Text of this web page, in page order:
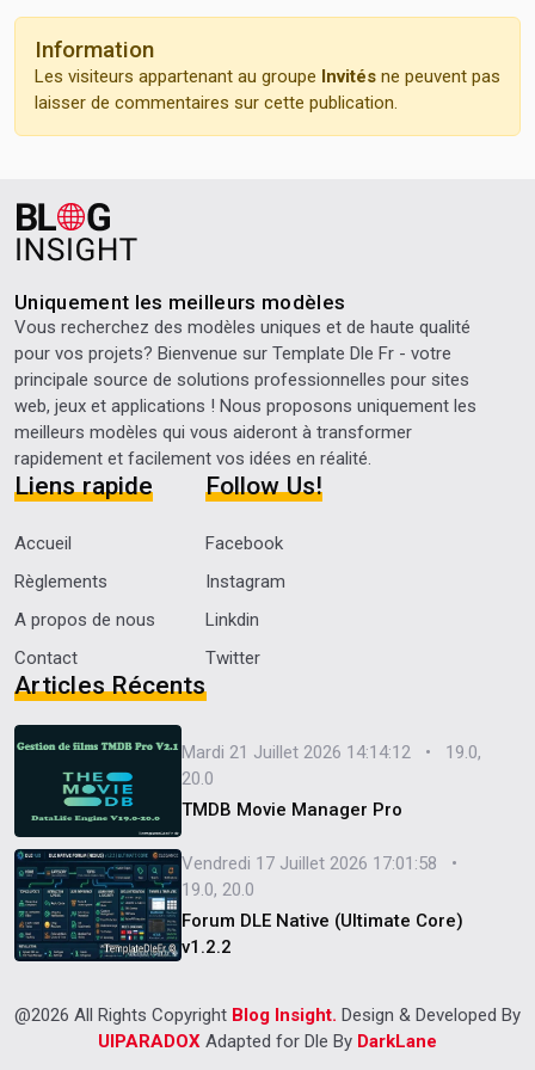
Information
Les visiteurs appartenant au groupe Invités ne peuvent pas
laisser de commentaires sur cette publication.
Uniquement les meilleurs modèles
Vous recherchez des modèles uniques et de haute qualité
pour vos projets? Bienvenue sur Template Dle Fr - votre
principale source de solutions professionnelles pour sites
web, jeux et applications ! Nous proposons uniquement les
meilleurs modèles qui vous aideront à transformer
rapidement et facilement vos idées en réalité.
Liens rapide
Accueil
Règlements
A propos de nous
Contact
Follow Us!
Facebook
Instagram
Linkdin
Twitter
Articles Récents
Mardi 21 Juillet 2026 14:14:12 • 19.0,
20.0
TMDB Movie Manager Pro
Vendredi 17 Juillet 2026 17:01:58 •
19.0, 20.0
Forum DLE Native (Ultimate Core)
v1.2.2
@2026 All Rights Copyright Blog Insight. Design & Developed By
UIPARADOX Adapted for Dle By DarkLane